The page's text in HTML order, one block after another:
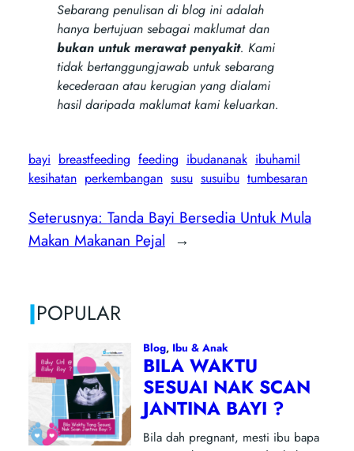
Sebarang penulisan di blog ini adalah
hanya bertujuan sebagai maklumat dan
bukan untuk merawat penyakit. Kami
tidak bertanggungjawab untuk sebarang
kecederaan atau kerugian yang dialami
hasil daripada maklumat kami keluarkan.
bayi breastfeeding feeding ibudananak ibuhamil
kesihatan perkembangan susu susuibu tumbesaran
Seterusnya: Tanda Bayi Bersedia Untuk Mula
Makan Makanan Pejal →
|POPULAR